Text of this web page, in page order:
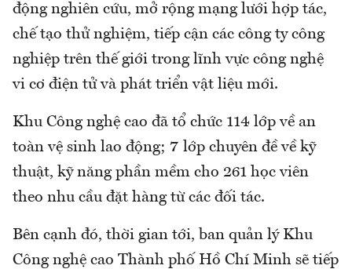
động nghiên cứu, mở rộng mạng lưới hợp tác,
chế tạo thử nghiệm, tiếp cận các công ty công
nghiệp trên thế giới trong lĩnh vực công nghệ
vi cơ điện tử và phát triển vật liệu mới.
Khu Công nghệ cao đã tổ chức 114 lớp về an
toàn vệ sinh lao động; 7 lớp chuyên đề về kỹ
thuật, kỹ năng phần mềm cho 261 học viên
theo nhu cầu đặt hàng từ các đối tác.
Bên cạnh đó, thời gian tới, ban quản lý Khu
Công nghệ cao Thành phố Hồ Chí Minh sẽ tiếp